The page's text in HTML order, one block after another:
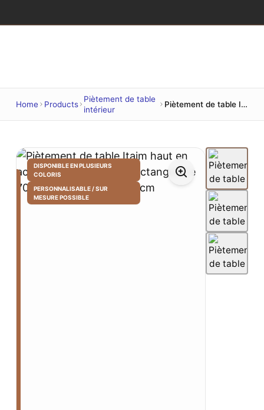
Home Products
Piètement de table
intérieur
Piètement de table Itaim haut en acier inoxydable, base rectangulaire 70 × 40 cm, hauteur 110 cm
DISPONIBLE EN PLUSIEURS
COLORIS
PERSONNALISABLE / SUR
MESURE POSSIBLE